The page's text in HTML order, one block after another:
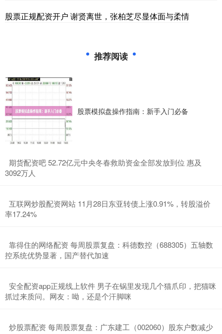
股票正规配资开户 谢贤离世，张柏芝尽显体面与柔情
推荐阅读
股票模拟盘操作指南：新手入门必备
​期货配资吧 52.72亿元中央冬春救助资金全部发放到位 惠及
3092万人
​互联网炒股配资网站 11月28日东亚转债上涨0.91%，转股溢价
率17.24%
​靠得住的网络配资 每周股票复盘：科德数控（688305）五轴数
控系统优势显著，国产替代加速
​安全配资app正规线上软件 男子在锅里发现几个猫爪印，把猫咪
抓过来质问。网友：呦，还是个汗脚咪
​炒股票配资 每周股票复盘：广东建工（002060）股东户数减少